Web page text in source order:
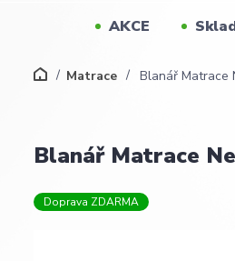
AKCE
Matrace Blanář Matrace
Blanář Matrace
Doprava ZDARMA